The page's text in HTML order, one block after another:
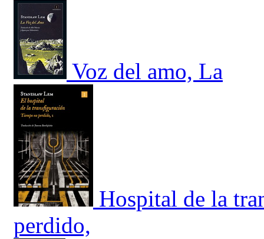
Voz del amo, La
Hospital de la
perdido,